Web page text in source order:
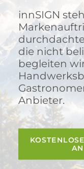
innSIGN
die nicht
begleiten
Anbieter.